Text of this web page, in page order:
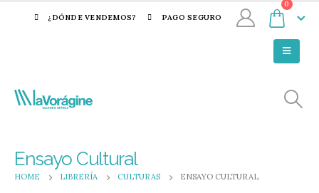
¿DÓNDE VENDEMOS? PAGO SEGURO
0
Ensayo Cultural
HOME LIBRERÍA CULTURAS ENSAYO CULTURAL